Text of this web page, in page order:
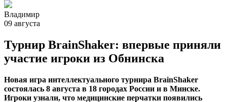
Владимир
09 августа
Турнир BrainShaker: впервые приняли
участие игроки из Обнинска
Новая игра интеллектуального турнира BrainShaker
состоялась 8 августа в 18 городах России и в Минске.
Игроки узнали, что медицинские перчатки появились